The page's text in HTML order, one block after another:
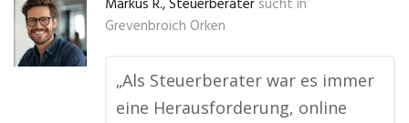
Markus R., Steuerberater sucht in
Grevenbroich Orken
„Als Steuerberater war es immer
eine Herausforderung, online